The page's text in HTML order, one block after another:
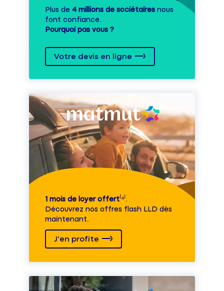
Plus de 4 millions de sociétaires nous
font confiance.
Pourquoi pas vous ?
Votre devis en ligne
1 mois de loyer offert⁽⁴⁾.
Découvrez nos offres flash LLD dès
maintenant.
J'en profite